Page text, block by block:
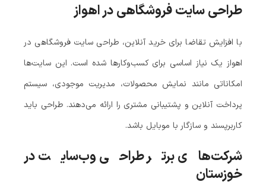
طراحی سایت فروشگاهی در اهواز
با افزایش تقاضا برای خرید آنلاین، طراحی سایت فروشگاهی در
اهواز یک نیاز اساسی برای کسب‌وکارها شده است. این سایت‌ها
امکاناتی مانند نمایش محصولات، مدیریت موجودی، سیستم
پرداخت آنلاین و پشتیبانی مشتری را ارائه می‌دهند. طراحی باید
کاربرپسند و سازگار با موبایل باشد.
شرکت‌های برتر طراحی وب‌سایت در
خوزستان